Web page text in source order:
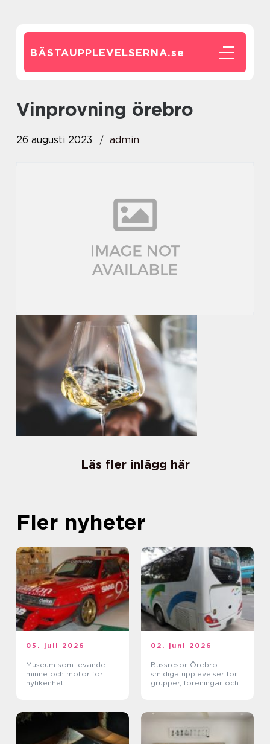
BÄSTAUPPLEVELSERNA.se
vinprovning örebro
26 augusti 2023 admin
Läs fler inlägg här
Fler nyheter
05. juli 2026
Museum som levande
minne och motor för
nyfikenhet
02. juni 2026
Bussresor Örebro
smidiga upplevelser för
grupper, föreningar och